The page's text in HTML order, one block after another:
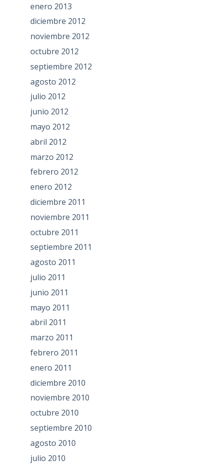
enero 2013
diciembre 2012
noviembre 2012
octubre 2012
septiembre 2012
agosto 2012
julio 2012
junio 2012
mayo 2012
abril 2012
marzo 2012
febrero 2012
enero 2012
diciembre 2011
noviembre 2011
octubre 2011
septiembre 2011
agosto 2011
julio 2011
junio 2011
mayo 2011
abril 2011
marzo 2011
febrero 2011
enero 2011
diciembre 2010
noviembre 2010
octubre 2010
septiembre 2010
agosto 2010
julio 2010